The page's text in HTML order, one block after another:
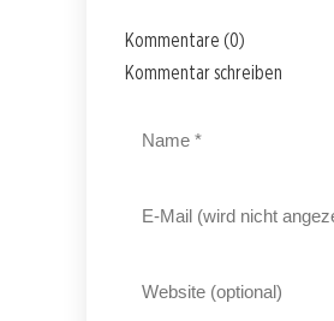
Kommentare (0)
Kommentar schreiben